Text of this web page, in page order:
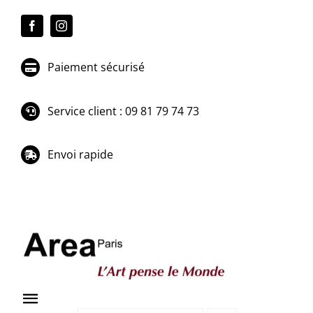
Paiement sécurisé
Service client : 09 81 79 74 73
Envoi rapide